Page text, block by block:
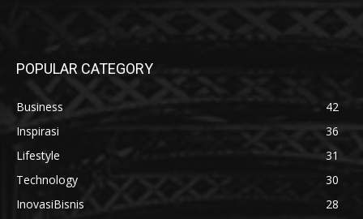
POPULAR CATEGORY
Business
42
Inspirasi
36
Lifestyle
31
Technology
30
InovasiBisnis
28